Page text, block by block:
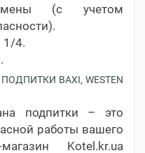
(с учетом
1/4.
BAXI, WESTEN
подпитки – это
работы вашего
Kotel.kr.ua